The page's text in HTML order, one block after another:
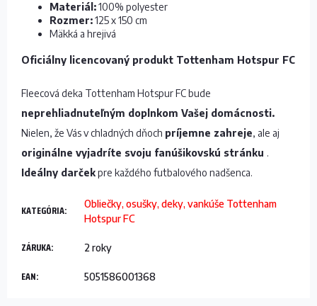
Materiál:100% polyester
Rozmer:125 x 150 cm
Mäkká a hrejivá
Oficiálny licencovaný produkt Tottenham Hotspur FC
Fleecová deka Tottenham Hotspur FC bude
neprehliadnuteľným doplnkom Vašej domácnosti.
Nielen, že Vás v chladných dňoch príjemne zahreje, ale aj
originálne vyjadríte svoju fanúšikovskú stránku .
Ideálny darčekpre každého futbalového nadšenca.
KATEGÓRIA:
Obliečky, osušky, deky, vankúše Tottenham
Hotspur FC
ZÁRUKA: 2 roky
EAN: 5051586001368